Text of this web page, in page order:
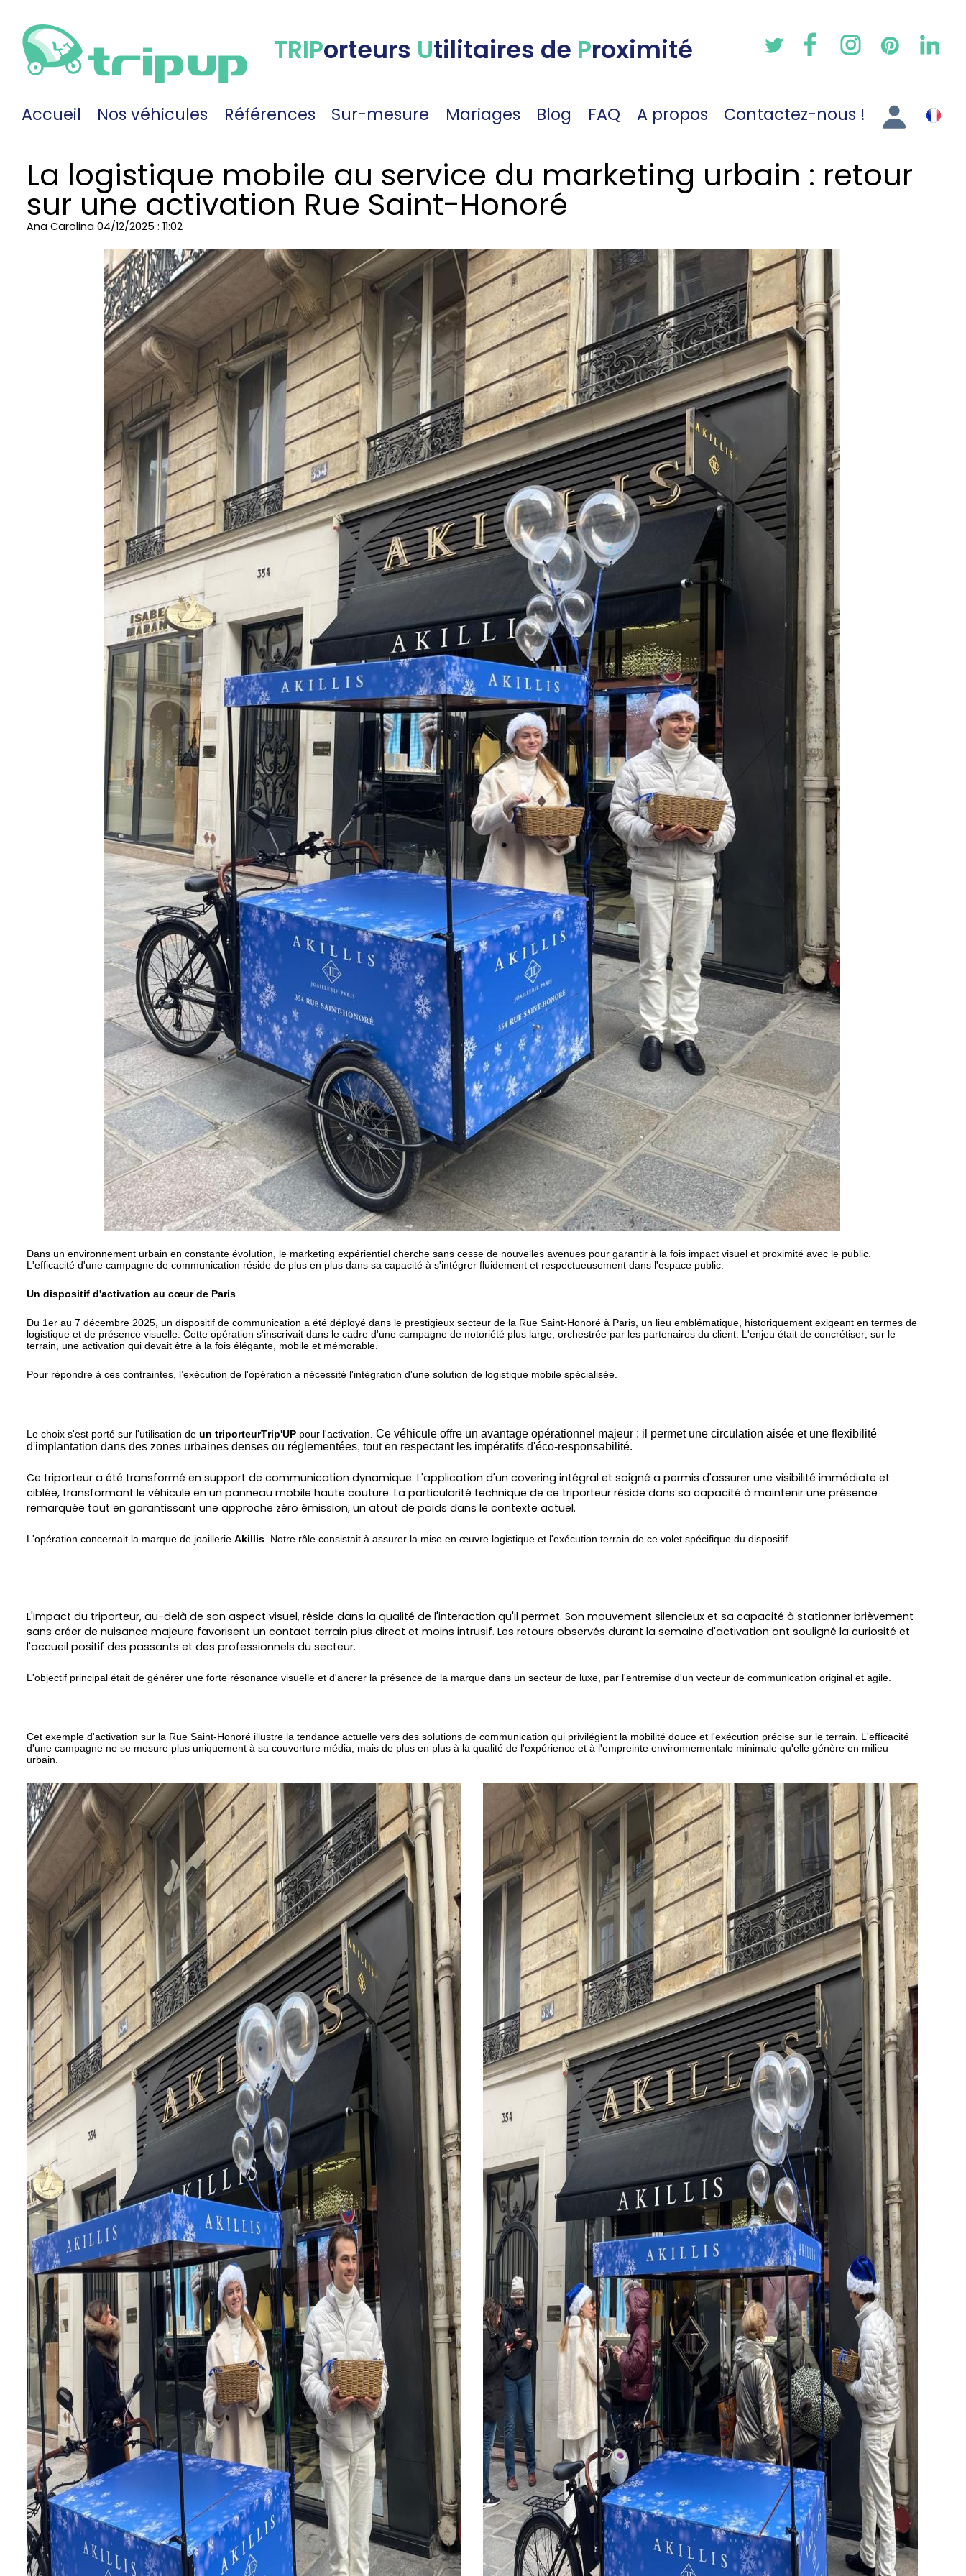
TRIPorteurs Utilitaires de Proximité
Accueil Nos véhicules Références Sur-mesure Mariages Blog FAQ A propos Contactez-nous !
La logistique mobile au service du marketing urbain : retour
sur une activation Rue Saint-Honoré
Ana Carolina 04/12/2025 : 11:02
Dans un environnement urbain en constante évolution, le marketing expérientiel cherche sans cesse de nouvelles avenues pour garantir à la fois impact visuel et proximité avec le public.
L'efficacité d'une campagne de communication réside de plus en plus dans sa capacité à s'intégrer fluidement et respectueusement dans l'espace public.
Un dispositif d'activation au cœur de Paris
Du 1er au 7 décembre 2025, un dispositif de communication a été déployé dans le prestigieux secteur de la Rue Saint-Honoré à Paris, un lieu emblématique, historiquement exigeant en termes de
logistique et de présence visuelle. Cette opération s'inscrivait dans le cadre d'une campagne de notoriété plus large, orchestrée par les partenaires du client. L'enjeu était de concrétiser, sur le
terrain, une activation qui devait être à la fois élégante, mobile et mémorable.
Pour répondre à ces contraintes, l’exécution de l'opération a nécessité l'intégration d'une solution de logistique mobile spécialisée.
Le choix s'est porté sur l'utilisation de un triporteurTrip'UP pour l'activation. Ce véhicule offre un avantage opérationnel majeur : il permet une circulation aisée et une flexibilité
d'implantation dans des zones urbaines denses ou réglementées, tout en respectant les impératifs d'éco-responsabilité.
Ce triporteur a été transformé en support de communication dynamique. L'application d'un covering intégral et soigné a permis d'assurer une visibilité immédiate et
ciblée, transformant le véhicule en un panneau mobile haute couture. La particularité technique de ce triporteur réside dans sa capacité à maintenir une présence
remarquée tout en garantissant une approche zéro émission, un atout de poids dans le contexte actuel.
L'opération concernait la marque de joaillerie Akillis . Notre rôle consistait à assurer la mise en œuvre logistique et l'exécution terrain de ce volet spécifique du dispositif.
L'impact du triporteur, au-delà de son aspect visuel, réside dans la qualité de l'interaction qu'il permet. Son mouvement silencieux et sa capacité à stationner brièvement
sans créer de nuisance majeure favorisent un contact terrain plus direct et moins intrusif. Les retours observés durant la semaine d'activation ont souligné la curiosité et
l'accueil positif des passants et des professionnels du secteur.
L'objectif principal était de générer une forte résonance visuelle et d'ancrer la présence de la marque dans un secteur de luxe, par l'entremise d'un vecteur de communication original et agile.
Cet exemple d'activation sur la Rue Saint-Honoré illustre la tendance actuelle vers des solutions de communication qui privilégient la mobilité douce et l'exécution précise sur le terrain. L'efficacité
d'une campagne ne se mesure plus uniquement à sa couverture média, mais de plus en plus à la qualité de l'expérience et à l'empreinte environnementale minimale qu'elle génère en milieu
urbain.